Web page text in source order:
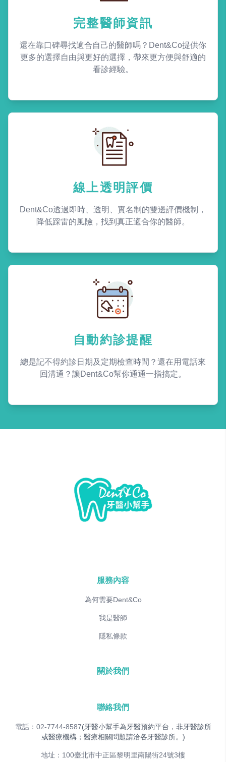
完整醫師資訊
還在靠口碑尋找適合自己的醫師嗎？Dent&Co提供你
更多的選擇自由與更好的選擇，帶來更方便與舒適的
看診經驗。
線上透明評價
Dent&Co透過即時、透明、實名制的雙邊評價機制，
降低踩雷的風險，找到真正適合你的醫師。
自動約診提醒
總是記不得約診日期及定期檢查時間？還在用電話來
回溝通？讓Dent&Co幫你通通一指搞定。
服務內容
為何需要Dent&Co
我是醫師
隱私條款
關於我們
聯絡我們
電話：02-7744-8587(牙醫小幫手為牙醫預約平台，非牙醫診所
或醫療機構；醫療相關問題請洽各牙醫診所。)
地址：100臺北市中正區黎明里南陽街24號3樓